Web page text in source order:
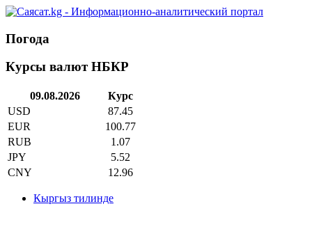
Погода
Курсы валют НБКР
09.08.2026
Курс
USD
87.45
EUR
100.77
RUB
1.07
JPY
5.52
CNY
12.96
Кыргыз тилинде